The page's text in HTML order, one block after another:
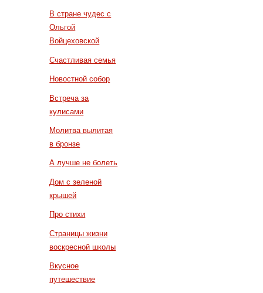
В стране чудес с
Ольгой
Войцеховской
Счастливая семья
Новостной собор
Встреча за
кулисами
Молитва вылитая
в бронзе
А лучше не болеть
Дом с зеленой
крышей
Про стихи
Страницы жизни
воскресной школы
Вкусное
путешествие